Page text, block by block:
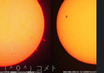
（＾０＾）コメト